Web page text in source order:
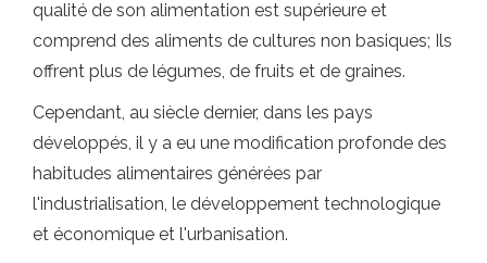
qualité de son alimentation est supérieure et
comprend des aliments de cultures non basiques; Ils
offrent plus de légumes, de fruits et de graines.
Cependant, au siècle dernier, dans les pays
développés, il y a eu une modification profonde des
habitudes alimentaires générées par
l'industrialisation, le développement technologique
et économique et l'urbanisation.